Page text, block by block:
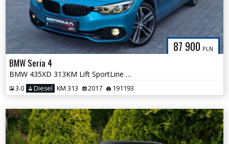
87 900 PLN
BMW Seria 4
BMW 435XD 313KM Lift SportLine Zadbana Serwis ASO Wyjątkowy Kolor
3.0 Diesel KM 313 2017 191193